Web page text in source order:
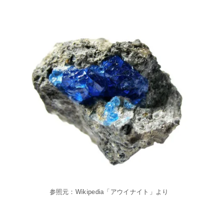
参照元：Wikipedia「アウイナイト」より